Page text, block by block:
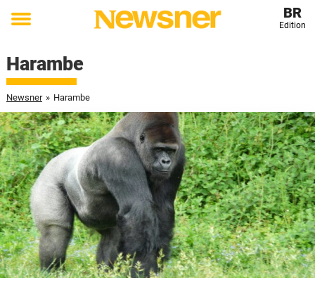
Toggle
BR
Edition
Harambe
Newsner » Harambe